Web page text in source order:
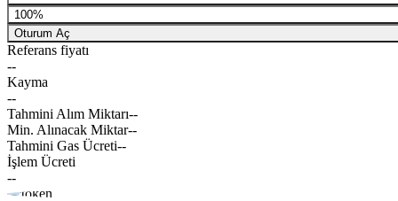
100%
Oturum Aç
Referans fiyatı
--
Kayma
--
Tahmini Alım Miktarı--
Min. Alınacak Miktar--
Tahmini Gas Ücreti--
İşlem Ücreti
--